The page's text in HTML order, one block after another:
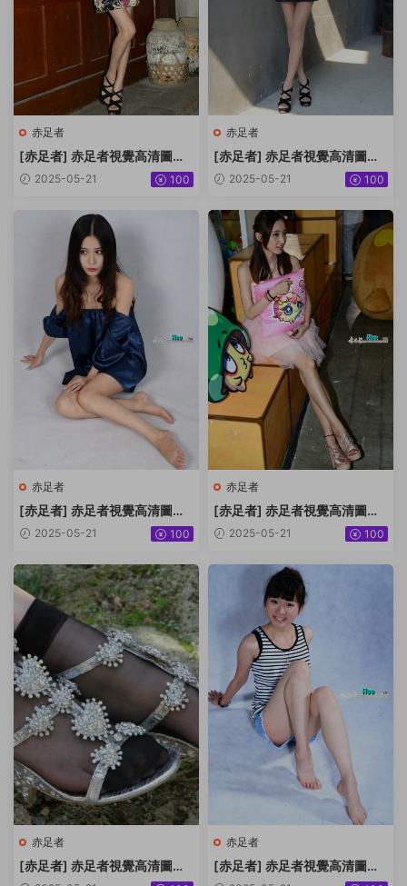
赤足者
[赤足者] 赤足者視覺高清圖集
No.102 小玉 [70P]
2025-05-21 100
赤足者
[赤足者] 赤足者視覺高清圖集
No.101 小玉 [38P]
2025-05-21 100
赤足者
[赤足者] 赤足者視覺高清圖集
No.100 Vivian棚拍 [36P430
2025-05-21 100
赤足者
[赤足者] 赤足者視覺高清圖集
No.099 2014CJ展上我的模
2025-05-21 100
赤足者
[赤足者] 赤足者視覺高清圖集
赤足者
[赤足者] 赤足者視覺高清圖集